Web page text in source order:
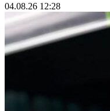
04.08.26 12:28